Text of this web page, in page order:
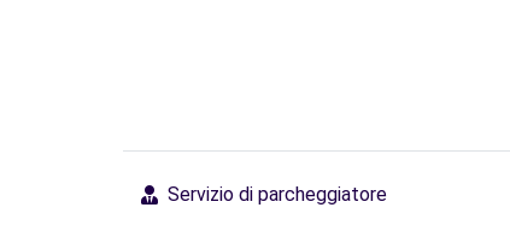
Servizio di parcheggiatore